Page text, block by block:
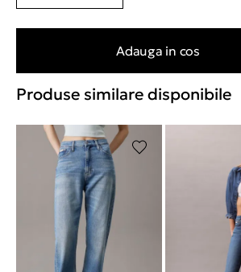
Adauga in cos
Produse similare disponibile